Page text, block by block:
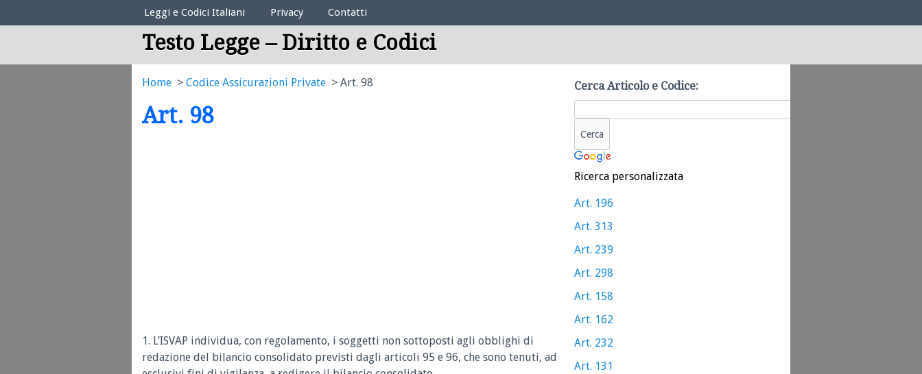
Elenco Codici Legali
Leggi e Codici Italiani Privacy Contatti
Testo Legge – Diritto e Codici
Home Codice Assicurazioni Private Art. 98
Art. 98
1. L’ISVAP individua, con regolamento, i soggetti non sottoposti agli obblighi di
redazione del bilancio consolidato previsti dagli articoli 95 e 96, che sono tenuti, ad
Cerca Articolo e Codice:
Ricerca personalizzata
Art. 196
Art. 313
Art. 239
Art. 298
Art. 158
Art. 162
Art. 232
Art. 131